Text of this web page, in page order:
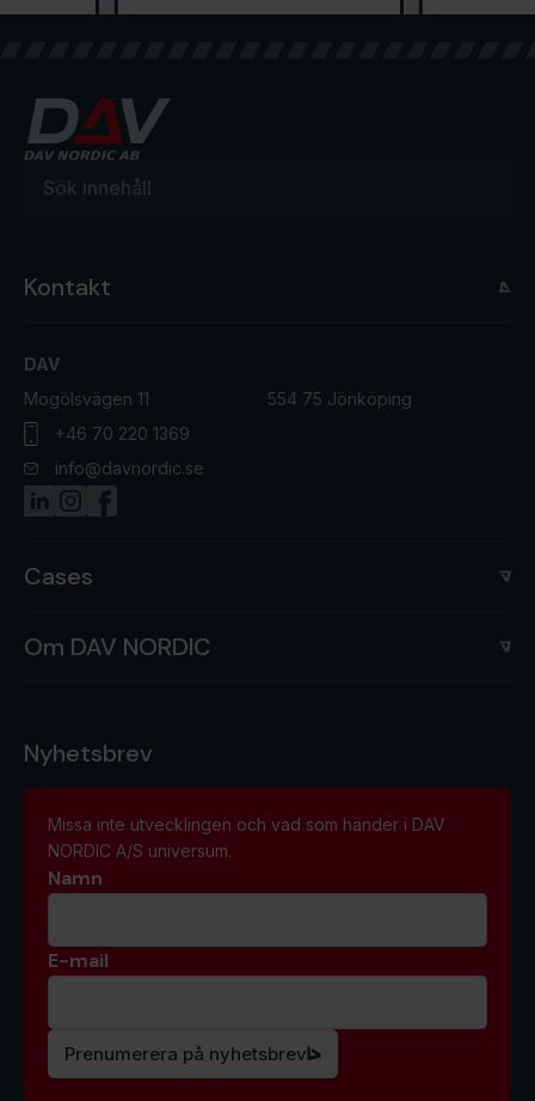
Kontakt
DAV
Mogölsvägen 11
554 75 Jönköping
+46 70 220 1369
info@davnordic.se
Cases
Om DAV NORDIC
Nyhetsbrev
Missa inte utvecklingen och vad som händer i DAV
NORDIC A/S universum.
Namn
E-mail
Prenumerera på nyhetsbrev